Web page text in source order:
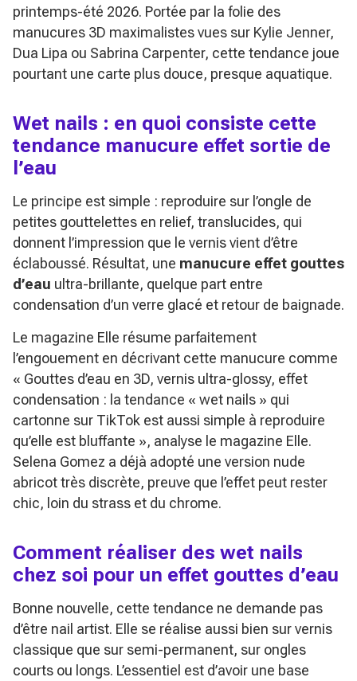
printemps-été 2026. Portée par la folie des
manucures 3D maximalistes vues sur Kylie Jenner,
Dua Lipa ou Sabrina Carpenter, cette tendance joue
pourtant une carte plus douce, presque aquatique.
Wet nails : en quoi consiste cette
tendance manucure effet sortie de
l’eau
Le principe est simple : reproduire sur l’ongle de
petites gouttelettes en relief, translucides, qui
donnent l’impression que le vernis vient d’être
éclaboussé. Résultat, une manucure effet gouttes
d’eau ultra-brillante, quelque part entre
condensation d’un verre glacé et retour de baignade.
Le magazine Elle résume parfaitement
l’engouement en décrivant cette manucure comme
« Gouttes d’eau en 3D, vernis ultra-glossy, effet
condensation : la tendance « wet nails » qui
cartonne sur TikTok est aussi simple à reproduire
qu’elle est bluffante », analyse le magazine Elle.
Selena Gomez a déjà adopté une version nude
abricot très discrète, preuve que l’effet peut rester
chic, loin du strass et du chrome.
Comment réaliser des wet nails
chez soi pour un effet gouttes d’eau
Bonne nouvelle, cette tendance ne demande pas
d’être nail artist. Elle se réalise aussi bien sur vernis
classique que sur semi-permanent, sur ongles
courts ou longs. L’essentiel est d’avoir une base